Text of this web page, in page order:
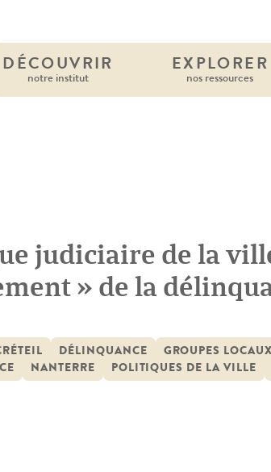
DÉCOUVRIR
notre institut
EXPLORER
nos ressources
judiciaire de la
» de la
DÉLINQUANCE
GROUPES
NANTERRE POLITIQUES DE LA VILLE